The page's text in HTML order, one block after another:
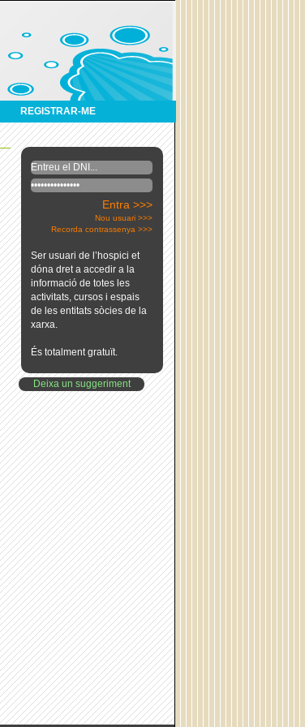
REGISTRAR-ME
Entra >>>
Nou usuari >>>
Recorda contrassenya >>>
Ser usuari de l’hospici et
dóna dret a accedir a la
informació de totes les
activitats, cursos i espais
de les entitats sòcies de la
xarxa.
És totalment gratuït.
Deixa un suggeriment